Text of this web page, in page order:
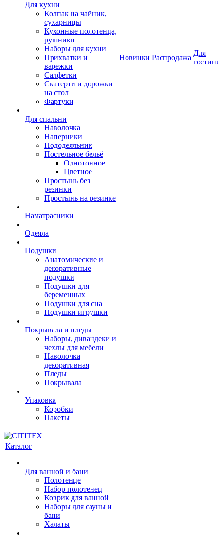
Для кухни
Колпак на чайник,
сухарницы
Кухонные полотенца,
рушники
Наборы для кухни
Прихватки и
варежки
Салфетки
Скатерти и дорожки
на стол
Фартуки
Для спальни
Наволочка
Наперники
Пододеяльник
Постельное бельё
Однотонное
Цветное
Простынь без
резинки
Простынь на резинке
Наматрасники
Одеяла
Подушки
Анатомические и
декоративные
подушки
Подушки для
беременных
Подушки для сна
Подушки игрушки
Покрывала и пледы
Наборы, дивандеки и
чехлы для мебели
Наволочка
декоративная
Пледы
Покрывала
Упаковка
Коробки
Пакеты
Новинки Распродажа
Для
Каталог
Для ванной и бани
Полотенце
Набор полотенец
Коврик для ванной
Наборы для сауны и
бани
Халаты